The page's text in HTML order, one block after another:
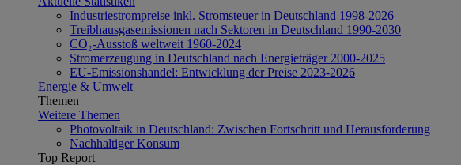
Industriestrompreise inkl. Stromsteuer in Deutschland 1998-2026
Treibhausgasemissionen nach Sektoren in Deutschland 1990-2030
CO₂-Ausstoß weltweit 1960-2024
Stromerzeugung in Deutschland nach Energieträger 2000-2025
EU-Emissionshandel: Entwicklung der Preise 2023-2026
Energie & Umwelt
Themen
Weitere Themen
Photovoltaik in Deutschland: Zwischen Fortschritt und Herausforderung
Nachhaltiger Konsum
Top Report